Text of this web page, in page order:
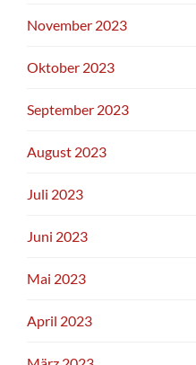
November 2023
Oktober 2023
September 2023
August 2023
Juli 2023
Juni 2023
Mai 2023
April 2023